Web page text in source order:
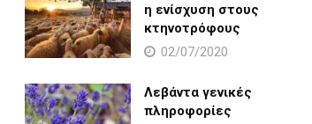
η ενίσχυση στους
κτηνοτρόφους
02/07/2020
Λεβάντα γενικές
πληροφορίες